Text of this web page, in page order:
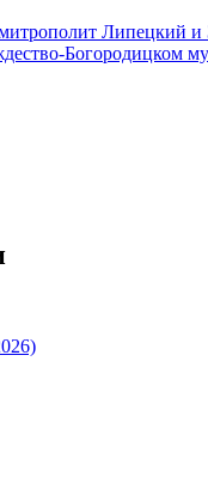
Липецкий и
Богородицком